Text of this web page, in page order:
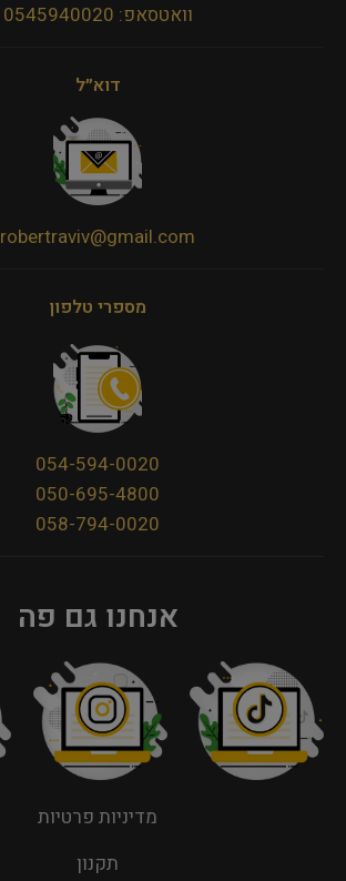
וואטסאפ: 0545940020
דוא״ל
robertraviv@gmail.com
מספרי טלפון
054-594-0020
050-695-4800
058-794-0020
אנחנו גם פה
מדיניות פרטיות
תקנון